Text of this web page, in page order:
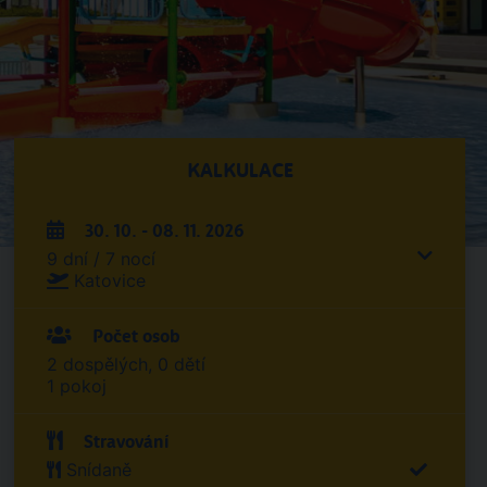
KALKULACE
30. 10. - 08. 11. 2026
9 dní / 7 nocí
Katovice
Počet osob
2 dospělých, 0 dětí
1 pokoj
Stravování
Snídaně